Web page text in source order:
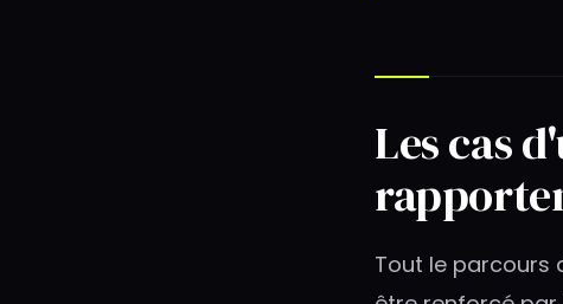
Les cas
Tout le parcours